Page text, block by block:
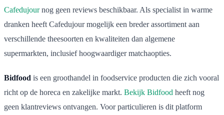
Cafedujournog geen reviews beschikbaar. Als specialist in warme
dranken heeft Cafedujour mogelijk een breder assortiment aan
verschillende theesoorten en kwaliteiten dan algemene
supermarkten, inclusief hoogwaardiger matchaopties.
Bidfood is een groothandel in foodservice producten die zich vooral
richt op de horeca en zakelijke markt. Bekijk Bidfood heeft nog
geen klantreviews ontvangen. Voor particulieren is dit platform